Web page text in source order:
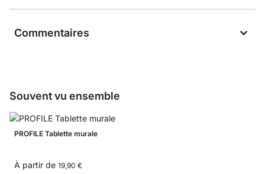
Commentaires
Souvent vu ensemble
PROFILE Tablette murale
À partir de 19,90 €